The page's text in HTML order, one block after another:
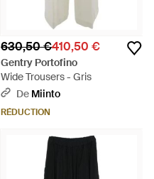
630,50 €410,50 €
Gentry Portofino
Wide Trousers - Gris
De Miinto
RÉDUCTION